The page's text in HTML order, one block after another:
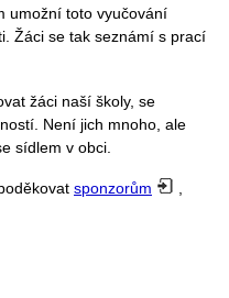
umožní toto vyučování
Žáci se tak seznámí s prací
žáci naší školy, se
Není jich mnoho, ale
sídlem v obci.
sponzorům
,